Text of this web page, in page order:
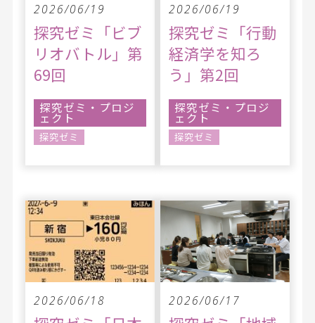
2026/06/19
探究ゼミ「ビブ
リオバトル」第
69回
探究ゼミ・プロジ
ェクト
探究ゼミ
2026/06/19
探究ゼミ「行動
経済学を知ろ
う」第2回
探究ゼミ・プロジ
ェクト
探究ゼミ
2026/06/18 2026/06/17